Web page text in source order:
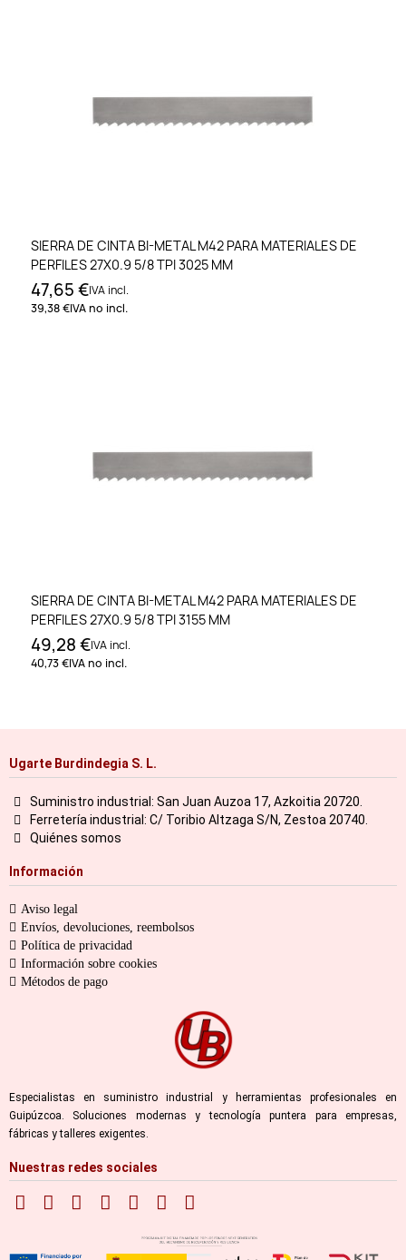
SIERRA DE CINTA BI-METAL M42 PARA MATERIALES DE
PERFILES 27X0.9 5/8 TPI 3025 MM
47,65 €IVA incl.
39,38 €IVA no incl.
SIERRA DE CINTA BI-METAL M42 PARA MATERIALES DE
PERFILES 27X0.9 5/8 TPI 3155 MM
49,28 €IVA incl.
40,73 €IVA no incl.
Ugarte Burdindegia S. L.
Suministro industrial: San Juan Auzoa 17, Azkoitia 20720.
Ferretería industrial: C/ Toribio Altzaga S/N, Zestoa 20740.
Quiénes somos
Información
Aviso legal
Envíos, devoluciones, reembolsos
Política de privacidad
Información sobre cookies
Métodos de pago
Especialistas en suministro industrial y herramientas profesionales en
Guipúzcoa. Soluciones modernas y tecnología puntera para empresas,
fábricas y talleres exigentes.
Nuestras redes sociales